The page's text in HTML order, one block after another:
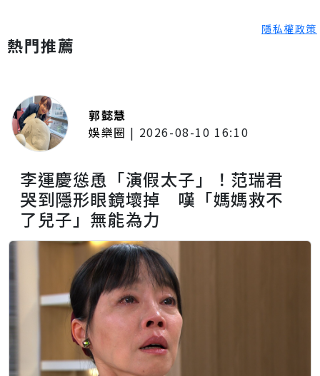
隱私權政策
熱門推薦
郭懿慧
娛樂圈 | 2026-08-10 16:10
李運慶慫恿「演假太子」！范瑞君
哭到隱形眼鏡壞掉 嘆「媽媽救不
了兒子」無能為力